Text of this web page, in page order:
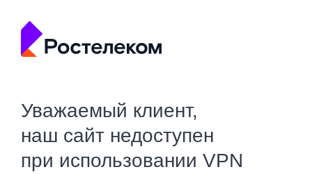
Уважаемый клиент,
наш сайт недоступен
при использовании VPN